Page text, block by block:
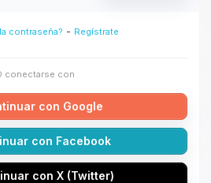
contraseña? - Regístrate
conectarse con
con Google
con Facebook
con X (Twitter)